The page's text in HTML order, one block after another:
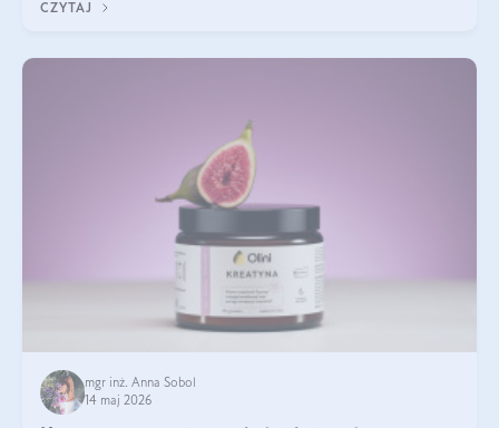
CZYTAJ
mgr inż. Anna Sobol
14 maj 2026